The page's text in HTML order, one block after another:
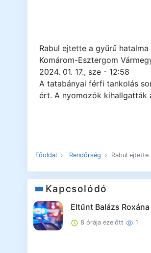
Rabul ejtette a gyűrű hatalma
Komárom-Esztergom
2024. 01. 17., sze - 12:58
A tatabányai férfi tankolás
ért. A nyomozók kihallgatták
Főoldal Rendőrség Rabul ejtette
Kapcsolódó
Eltűnt Balázs Roxána
8 órája ezelőtt 1